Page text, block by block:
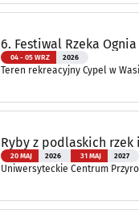
6. Festiwal Rzeka
04 - 05 WRZ 2026
Teren rekreacyjny Cypel w
Ryby z podlaskich rzek
20 MAJ 2026 31 MAJ 2027
Uniwersyteckie Centrum